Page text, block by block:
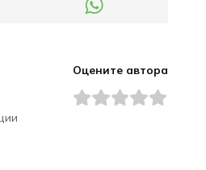
Оцените автора